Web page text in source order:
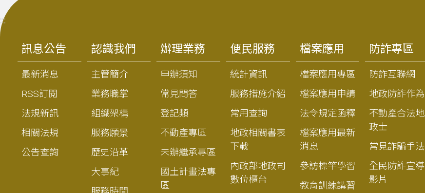
:::
訊息公告
最新消息
RSS訂閱
法規新訊
相關法規
公告查詢
認識我們
主管簡介
業務職掌
組織架構
服務願景
歷史沿革
大事紀
辦理業務
申辦須知
常見問答
登記類
不動產專區
未辦繼承專區
國土計畫法專
區
便民服務
統計資訊
服務措施介紹
常用查詢
地政相關書表
下載
內政部地政司
數位櫃台
檔案應用
檔案應用專區
檔案應用申請
法令規定函釋
檔案應用最新
消息
參訪標竿學習
教育訓練講習
防詐專區
防詐互聯網
地政防詐作為
不動產合法地
政士
常見詐騙手法
全民防詐宣導
影片